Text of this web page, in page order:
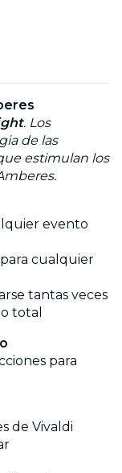
. Los
de las
estimulan los
evento
cualquier
tantas veces
total
para
de Vivaldi